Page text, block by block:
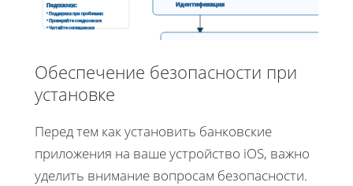
Идентификация
Подсказки:
• Поддержка при проблемах
• Проверяйте соединение
• Читайте соглашения
Обеспечение безопасности при
установке
Перед тем как установить банковские
приложения на ваше устройство iOS, важно
уделить внимание вопросам безопасности.